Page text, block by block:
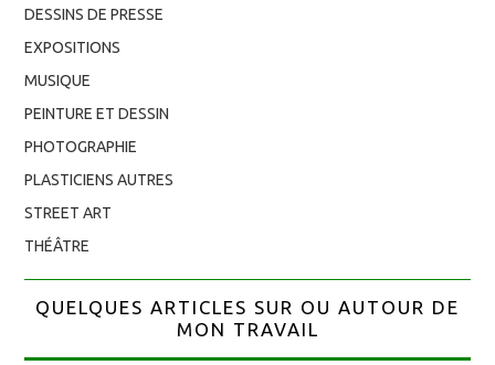
DESSINS DE PRESSE
EXPOSITIONS
MUSIQUE
PEINTURE ET DESSIN
PHOTOGRAPHIE
PLASTICIENS AUTRES
STREET ART
THÉÂTRE
QUELQUES ARTICLES SUR OU AUTOUR DE
MON TRAVAIL